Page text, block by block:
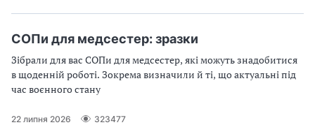
СОПи для медсестер: зразки
Зібрали для вас СОПи для медсестер, які можуть знадобитися
в щоденній роботі. Зокрема визначили й ті, що актуальні під
час воєнного стану
22 липня 2026 323477